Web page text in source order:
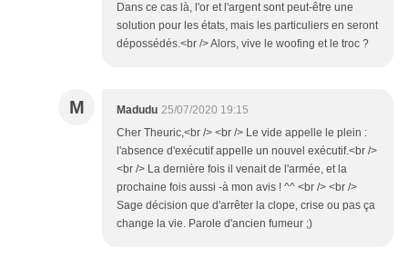
Dans ce cas là, l'or et l'argent sont peut-être une
solution pour les états, mais les particuliers en seront
dépossédés.<br /> Alors, vive le woofing et le troc ?
M Madudu 25/07/2020 19:15
Cher Theuric,<br /> <br /> Le vide appelle le plein :
l'absence d'exécutif appelle un nouvel exécutif.<br />
<br /> La dernière fois il venait de l'armée, et la
prochaine fois aussi -à mon avis ! ^^ <br /> <br />
Sage décision que d'arrêter la clope, crise ou pas ça
change la vie. Parole d'ancien fumeur ;)